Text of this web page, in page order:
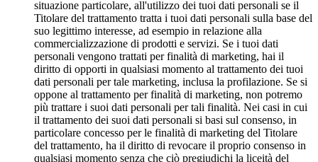
situazione particolare, all'utilizzo dei tuoi dati personali se il
Titolare del trattamento tratta i tuoi dati personali sulla base del
suo legittimo interesse, ad esempio in relazione alla
commercializzazione di prodotti e servizi. Se i tuoi dati
personali vengono trattati per finalità di marketing, hai il
diritto di opporti in qualsiasi momento al trattamento dei tuoi
dati personali per tale marketing, inclusa la profilazione. Se si
oppone al trattamento per finalità di marketing, non potremo
più trattare i suoi dati personali per tali finalità. Nei casi in cui
il trattamento dei suoi dati personali si basi sul consenso, in
particolare concesso per le finalità di marketing del Titolare
del trattamento, ha il diritto di revocare il proprio consenso in
qualsiasi momento senza che ciò pregiudichi la liceità del